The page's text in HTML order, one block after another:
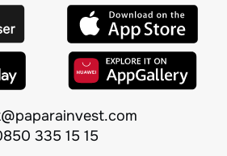
335 15 15